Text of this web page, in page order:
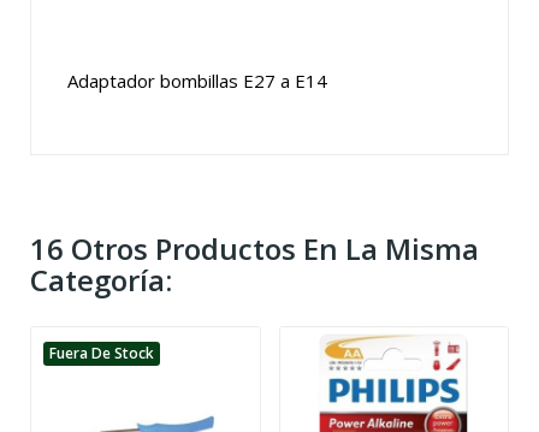
Adaptador bombillas E27 a E14
16 Otros Productos En La Misma
Categoría:
Fuera De Stock